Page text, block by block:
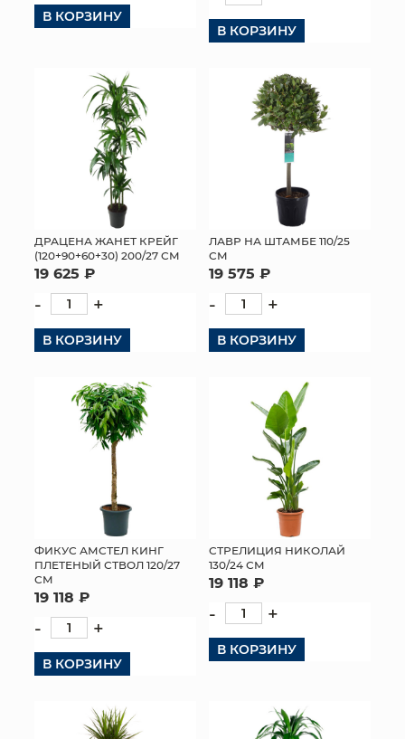
В КОРЗИНУ
В КОРЗИНУ
ДРАЦЕНА ЖАНЕТ КРЕЙГ
(120+90+60+30) 200/27 СМ
19 625 ₽
- +
В КОРЗИНУ
ЛАВР НА ШТАМБЕ 110/25
СМ
19 575 ₽
- +
В КОРЗИНУ
ФИКУС АМСТЕЛ КИНГ
ПЛЕТЕНЫЙ СТВОЛ 120/27
СМ
19 118 ₽
- +
В КОРЗИНУ
СТРЕЛИЦИЯ НИКОЛАЙ
130/24 СМ
19 118 ₽
- +
В КОРЗИНУ